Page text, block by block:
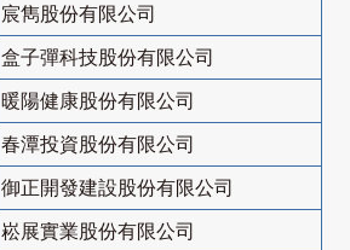
宸雋股份有限公司
盒子彈科技股份有限公司
暖陽健康股份有限公司
春潭投資股份有限公司
御正開發建設股份有限公司
崧展實業股份有限公司